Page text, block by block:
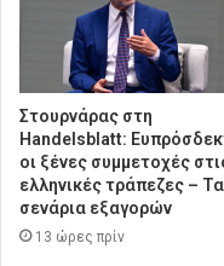
Στουρνάρας στη
Handelsblatt:
οι ξένες συμμετοχές
ελληνικές τράπεζες – Τα
σενάρια εξαγορών
13 ώρες πρίν